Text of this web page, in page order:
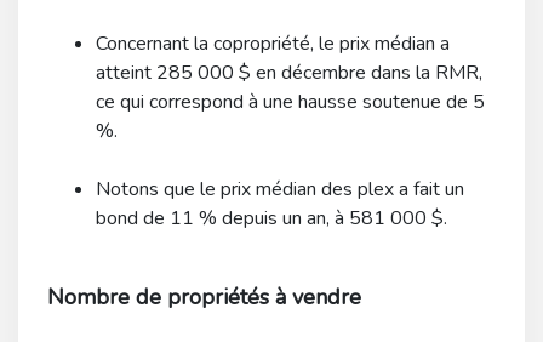
Concernant la copropriété, le prix médian a
atteint 285 000 $ en décembre dans la RMR,
ce qui correspond à une hausse soutenue de 5
%.
Notons que le prix médian des plex a fait un
bond de 11 % depuis un an, à 581 000 $.
Nombre de propriétés à vendre